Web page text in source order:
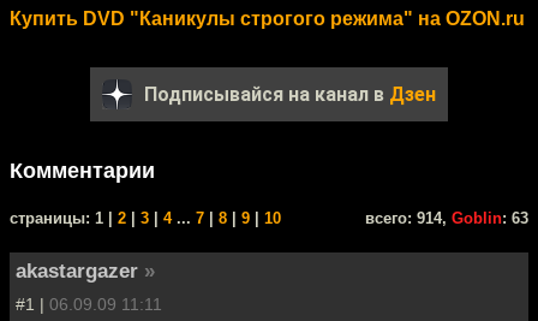
Купить DVD "Каникулы строгого режима" на OZON.ru
Подписывайся на канал в Дзен
Комментарии
cтраницы: 1 | 2 3 4... 7 8 9 10 всего: 914, Goblin: 63
akastargazer »
#1 | 06.09.09 11:11